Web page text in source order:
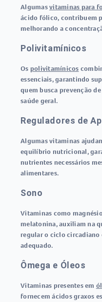
Algumasvitaminas para
ácido fólico, contribuem
melhorando a
Polivitamínicos
Os polivitamínicos
essenciais, garantindo
quem busca prevenção
saúde geral.
Reguladores de
Algumas vitaminas
equilíbrio nutricional,
nutrientes necessários
alimentares.
Sono
Vitaminas como
melatonina, auxiliam na
regular o ciclo circadiano
adequado.
Ômega e Óleos
Vitaminas presentes em
fornecem ácidos graxos